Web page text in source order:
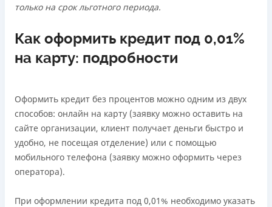
только на срок льготного периода.
Как оформить кредит под 0,01%
на карту: подробности
Оформить кредит без процентов можно одним из двух
способов: онлайн на карту (заявку можно оставить на
сайте организации, клиент получает деньги быстро и
удобно, не посещая отделение) или с помощью
мобильного телефона (заявку можно оформить через
оператора).
При оформлении кредита под 0,01% необходимо указать